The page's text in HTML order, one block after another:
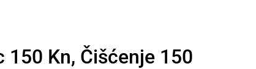
150 Kn, Čišćenje 150